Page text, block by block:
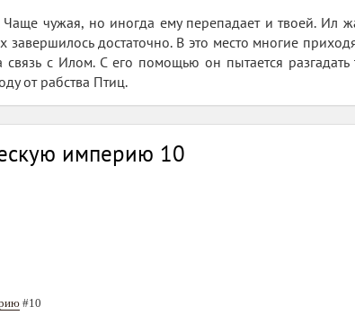
Чаще чужая, но иногда ему перепадает и твоей. Ил
завершилось достаточно. В это место многие
связь с Илом. С его помощью он пытается
от рабства Птиц.
империю 10
#10